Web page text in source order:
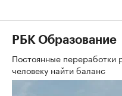
РБК Образование
Постоянные переработки
человеку найти баланс